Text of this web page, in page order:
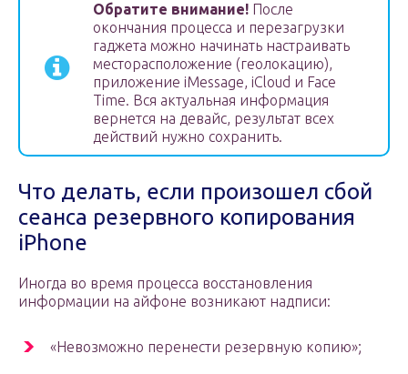
Обратите внимание! После
окончания процесса и перезагрузки
гаджета можно начинать настраивать
месторасположение (геолокацию),
приложение iMessage, iCloud и Face
Time. Вся актуальная информация
вернется на девайс, результат всех
действий нужно сохранить.
Что делать, если произошел сбой
сеанса резервного копирования
iPhone
Иногда во время процесса восстановления
информации на айфоне возникают надписи:
«Невозможно перенести резервную копию»;